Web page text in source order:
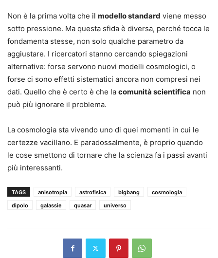
Non è la prima volta che il modello standard viene messo
sotto pressione. Ma questa sfida è diversa, perché tocca le
fondamenta stesse, non solo qualche parametro da
aggiustare. I ricercatori stanno cercando spiegazioni
alternative: forse servono nuovi modelli cosmologici, o
forse ci sono effetti sistematici ancora non compresi nei
dati. Quello che è certo è che la comunità scientifica non
può più ignorare il problema.
La cosmologia sta vivendo uno di quei momenti in cui le
certezze vacillano. E paradossalmente, è proprio quando
le cose smettono di tornare che la scienza fa i passi avanti
più interessanti.
TAGS anisotropia astrofisica bigbang
cosmologia
dipolo
galassie quasar universo